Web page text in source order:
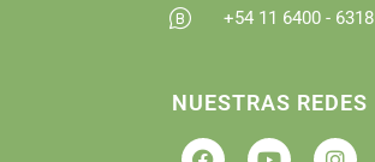
+54 11 6400 - 6318
NUESTRAS REDES